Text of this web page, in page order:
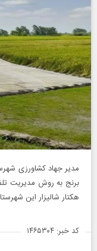
مدیر جهاد کشاورزی
هکتار شالیزار این
کد خبر: ۱۴۶۵۳۰۴